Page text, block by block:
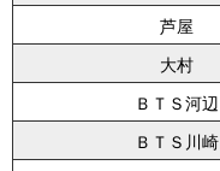
芦屋
大村
ＢＴＳ河辺
ＢＴＳ川崎